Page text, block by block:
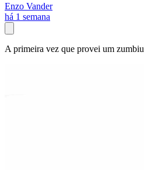
Enzo Vander
há 1 semana
A primeira vez que provei um zumbiu